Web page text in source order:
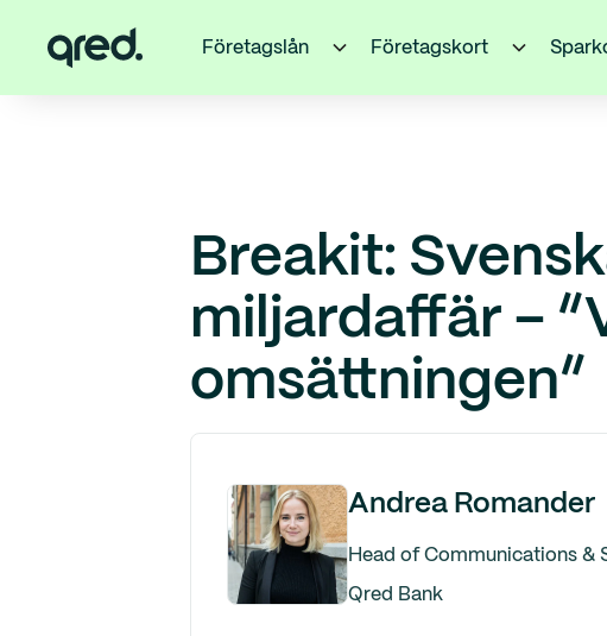
Företagslån Företagskort
Breakit:
miljardaffär –
omsättningen”
Andrea Romander
Head of Communications &
Qred Bank